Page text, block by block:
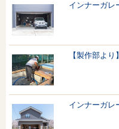
インナーガレ
【製作部よ
インナーガレ